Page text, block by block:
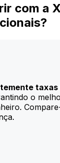
com a
taxas
o